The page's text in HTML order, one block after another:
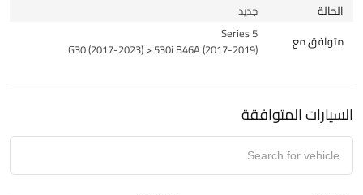
الحالة
جديد
متوافق مع
5 Series
G30 (2017-2023) > 530i B46A (2017-2019)
السيارات المتوافقة